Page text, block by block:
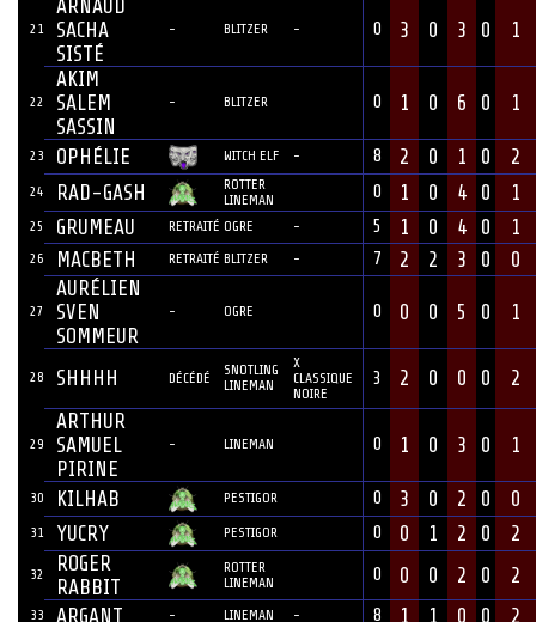
21
ARNAUD
SACHA
SISTÉ
- BLITZER - 0 3 0 3 0 1
22
AKIM
SALEM
SASSIN
- BLITZER 0 1 0 6 0 1
23 OPHÉLIE WITCH ELF - 8 2 0 1 0 2
24 RAD-GASH
ROTTER
LINEMAN
0 1 0 4 0 1
25 GRUMEAU RETRAITÉ OGRE - 5 1 0 4 0 1
26 MACBETH RETRAITÉ BLITZER - 7 2 2 3 0 0
27
AURÉLIEN
SVEN
SOMMEUR
- OGRE 0 0 0 5 0 1
28 SHHHH DÉCÉDÉ
SNOTLING
LINEMAN
X
CLASSIQUE
NOIRE
3 2 0 0 0 2
29
ARTHUR
SAMUEL
PIRINE
- LINEMAN 0 1 0 3 0 1
30 KILHAB PESTIGOR 0 3 0 2 0 0
31 YUCRY PESTIGOR 0 0 1 2 0 2
32
ROGER
RABBIT
ROTTER
LINEMAN
0 0 0 2 0 2
33 ARGANT - LINEMAN - 8 1 1 0 0 2